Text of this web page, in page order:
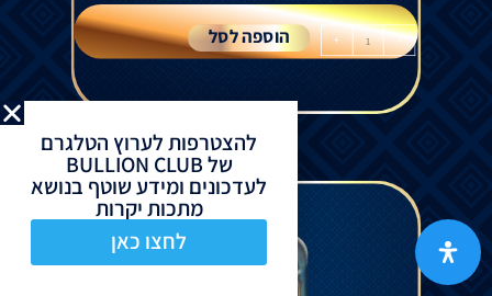
-
+ הוספה לסל
להצטרפות לערוץ הטלגרם
של BULLION CLUB
לעדכונים ומידע שוטף בנושא
מתכות יקרות
לחצו כאן